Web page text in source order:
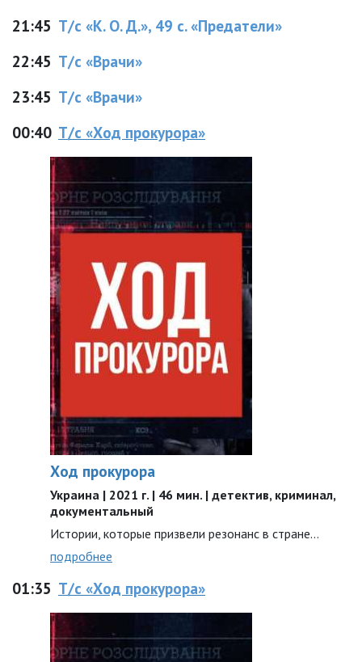
21:45 Т/с «К. О. Д.», 49 с. «Предатели»
22:45 Т/с «Врачи»
23:45 Т/с «Врачи»
00:40 Т/с «Ход прокурора»
Ход прокурора
Украина | 2021 г. | 46 мин. | детектив, криминал,
документальный
Истории, которые призвели резонанс в стране…
подробнее
01:35 Т/с «Ход прокурора»